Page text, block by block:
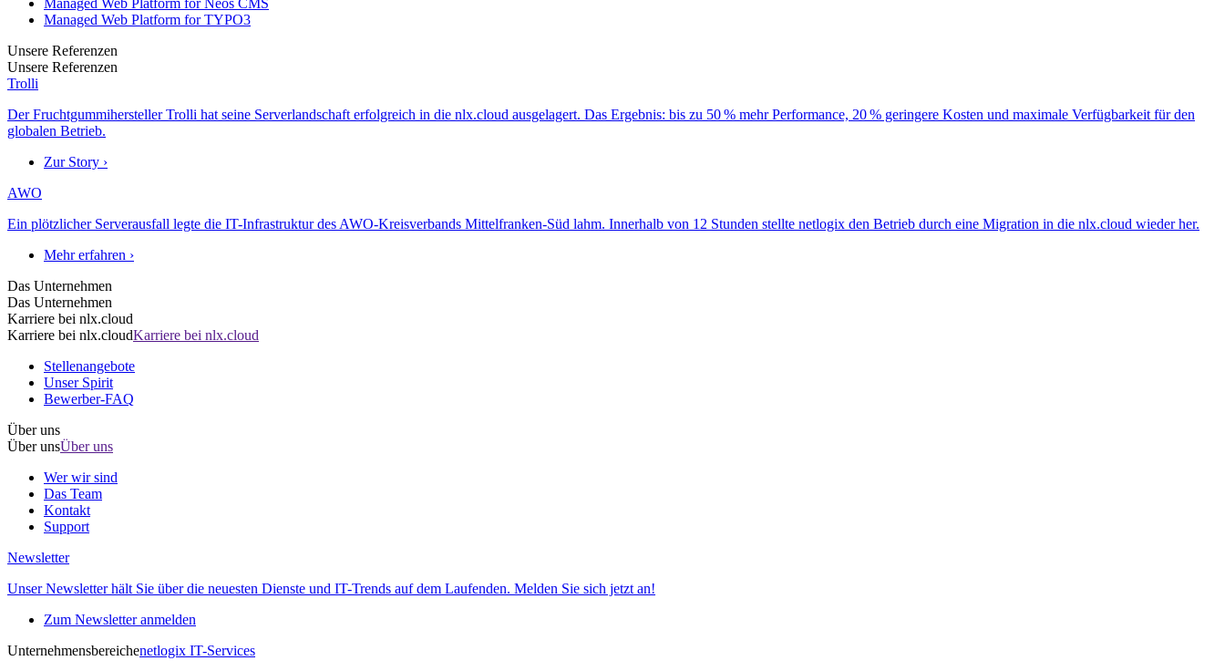
Managed Web Platform for Neos CMS
Managed Web Platform for TYPO3
Unsere Referenzen
Unsere Referenzen
Trolli
Der Fruchtgummihersteller Trolli hat seine Serverlandschaft erfolgreich in die nlx.cloud ausgelagert. Das Ergebnis: bis zu 50 % mehr Performance, 20 % geringere Kosten und maximale Verfügbarkeit für den
globalen Betrieb.
Zur Story ›
AWO
Ein plötzlicher Serverausfall legte die IT-Infrastruktur des AWO-Kreisverbands Mittelfranken-Süd lahm. Innerhalb von 12 Stunden stellte netlogix den Betrieb durch eine Migration in die nlx.cloud wieder her.
Mehr erfahren ›
Das Unternehmen
Das Unternehmen
Karriere bei nlx.cloud
Karriere bei nlx.cloudKarriere bei nlx.cloud
Stellenangebote
Unser Spirit
Bewerber-FAQ
Über uns
Über unsÜber uns
Wer wir sind
Das Team
Kontakt
Support
Newsletter
Unser Newsletter hält Sie über die neuesten Dienste und IT-Trends auf dem Laufenden. Melden Sie sich jetzt an!
Zum Newsletter anmelden
Unternehmensbereichenetlogix IT-Services